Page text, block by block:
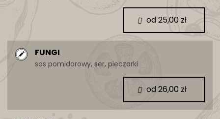
FUNGI
sos pomidorowy, ser, pieczarki